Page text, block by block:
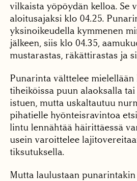
vilkaista yöpöydän kelloa. Se
aloitusajaksi klo 04.25.
yksinoikeudella kymmenen
jälkeen, siis klo 04.35,
mustarastas, räkättirastas ja
Punarinta välttelee mielellään
tiheiköissa puun alaoksalla tai
istuen, mutta uskaltautuu
pihatielle hyönteisravintoa
lintu lennähtää häirittäessä
usein varoittelee
tiksutuksella.
Mutta laulustaan